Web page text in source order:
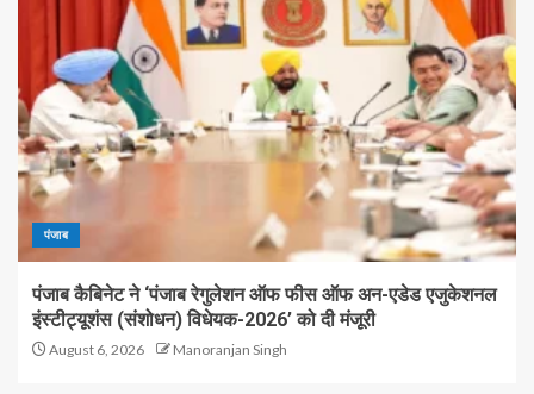
पंजाब
पंजाब कैबिनेट ने ‘पंजाब रेगुलेशन ऑफ फीस ऑफ अन-एडेड एजुकेशनल
इंस्टीट्यूशंस (संशोधन) विधेयक-2026’ को दी मंजूरी
August 6, 2026 Manoranjan Singh